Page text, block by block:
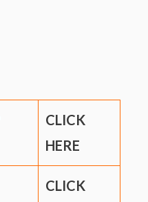
CLICK
HERE
CLICK